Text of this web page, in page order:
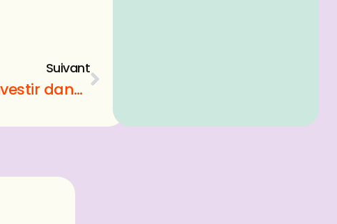
Suivant
Loi Pinel Rennes : Comment investir dans l’immobilier en Bretagne ?